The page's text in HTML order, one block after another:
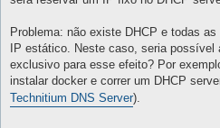
m
Problema: não existe DHCP e todas
IP estático. Neste caso, seria possível
exclusivo para esse efeito? Por
instalar docker e correr um DHCP
Technitium DNS Server).